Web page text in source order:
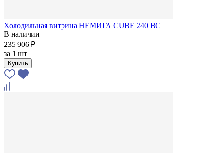
Холодильная витрина НЕМИГА CUBE 240 ВС
В наличии
235 906 ₽
за 1 шт
Купить